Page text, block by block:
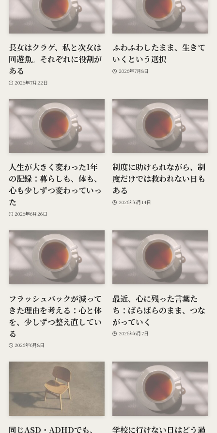
長女はクラゲ、私と次女は
回遊魚。それぞれに役割が
ある
2026年7月22日
ふわふわしたまま、生きて
いくという選択
2026年7月8日
人生が大きく変わった1年
の記録：暮らしも、体も、
心も少しずつ変わっていっ
た
2026年6月26日
制度に助けられながら、制
度だけでは救われない日も
ある
2026年6月14日
フラッシュバックが減って
きた理由を考える：心と体
を、少しずつ整え直してい
る
2026年6月8日
最近、心に残った言葉た
ち：ばらばらのまま、つな
がっていく
2026年6月7日
同じASD・ADHDでも、 学校に行けない日はどう過